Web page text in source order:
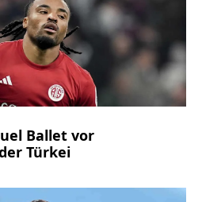
Ballet vor
Türkei